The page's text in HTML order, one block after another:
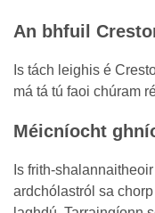
An bhfuil
Is tách leighis é
má tá tú faoi chúram
Méicníocht
Is frith-
ardchólastról sa